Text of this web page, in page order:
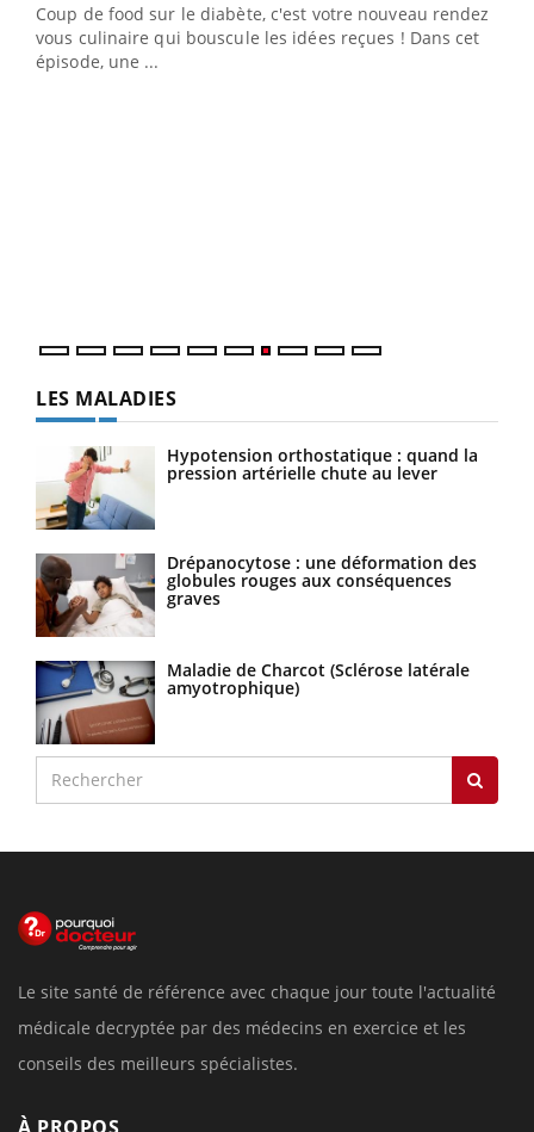
Coup de food sur le diabète, c'est votre nouveau rendez-
vous culinaire qui bouscule les idées reçues ! Dans cet
épisode, une ...
LES MALADIES
Hypotension orthostatique : quand la
pression artérielle chute au lever
Drépanocytose : une déformation des
globules rouges aux conséquences
graves
Maladie de Charcot (Sclérose latérale
amyotrophique)
Le site santé de référence avec chaque jour toute l'actualité
médicale decryptée par des médecins en exercice et les
conseils des meilleurs spécialistes.
À PROPOS